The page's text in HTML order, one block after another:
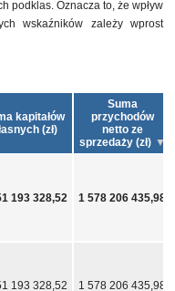
podklas. Oznacza to, że wpływ
wskaźników zależy wprost
kapitałów
(zł)
Suma
przychodów
netto ze
sprzedaży (zł)
193 328,52 1 578 206 435,98
193 328,52 1 578 206 435,98